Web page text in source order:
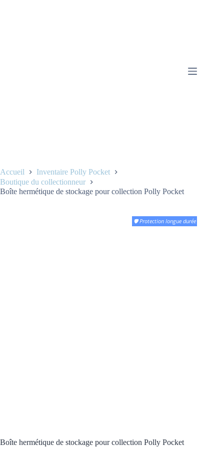
Accueil
Inventaire Polly Pocket
Boutique du collectionneur
Boîte hermétique de stockage pour collection Polly Pocket
🛡️ Protection longue durée
Boîte hermétique de stockage pour collection Polly Pocket